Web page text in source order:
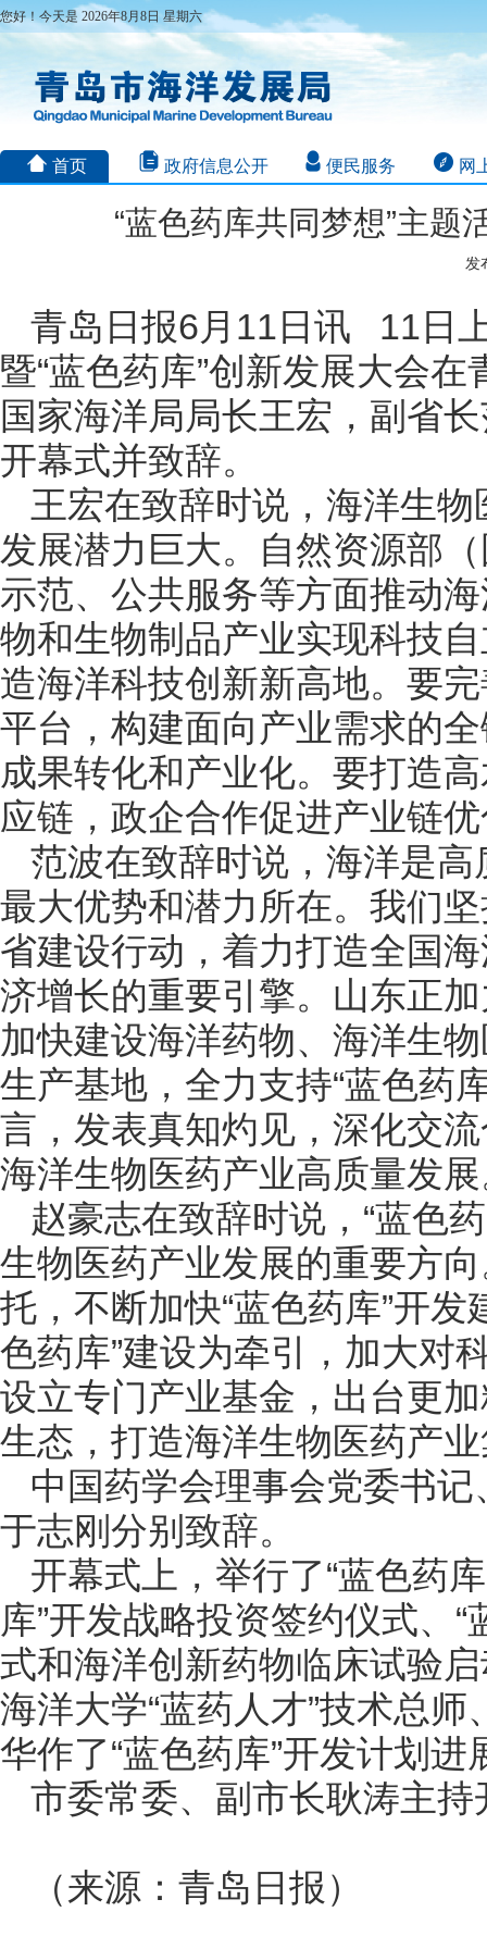
您好！今天是 2026年8月8日 星期六
首页 政府信息公开 便民服务 网
“蓝色药库共同梦想”主题
发
青岛日报6月11日讯 11日
暨“蓝色药库”创新发展大会
国家海洋局局长王宏，副省
开幕式并致辞。
王宏在致辞时说，海洋生
发展潜力巨大。自然资源部
示范、公共服务等方面推动
物和生物制品产业实现科技
造海洋科技创新新高地。要
平台，构建面向产业需求的
成果转化和产业化。要打造
应链，政企合作促进产业链
范波在致辞时说，海洋是
最大优势和潜力所在。我们
省建设行动，着力打造全国
济增长的重要引擎。山东正
加快建设海洋药物、海洋生
生产基地，全力支持“蓝色药
言，发表真知灼见，深化交
海洋生物医药产业高质量发
赵豪志在致辞时说，“蓝色
生物医药产业发展的重要方
托，不断加快“蓝色药库”开
色药库”建设为牵引，加大对
设立专门产业基金，出台更
生态，打造海洋生物医药产
中国药学会理事会党委书
于志刚分别致辞。
开幕式上，举行了“蓝色药
库”开发战略投资签约仪式、
式和海洋创新药物临床试验
海洋大学“蓝药人才”技术总
华作了“蓝色药库”开发计划进
市委常委、副市长耿涛主持
（来源：青岛日报）